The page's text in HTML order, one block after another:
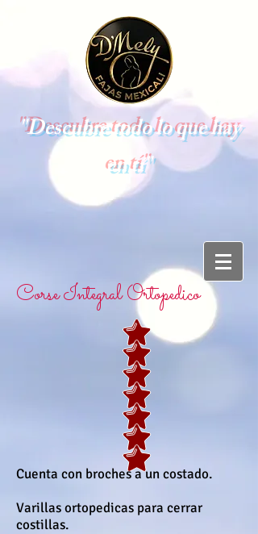
"Descubre todo lo que hay
en tí"
Corse Integral Ortopedico
Cuenta con broches a un costado.
Varillas ortopedicas para cerrar
costillas.